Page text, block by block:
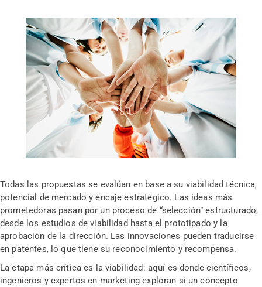
Todas las propuestas se evalúan en base a su viabilidad técnica,
potencial de mercado y encaje estratégico. Las ideas más
prometedoras pasan por un proceso de “selección” estructurado,
desde los estudios de viabilidad hasta el prototipado y la
aprobación de la dirección. Las innovaciones pueden traducirse
en patentes, lo que tiene su reconocimiento y recompensa.
La etapa más crítica es la viabilidad: aquí es donde científicos,
ingenieros y expertos en marketing exploran si un concepto